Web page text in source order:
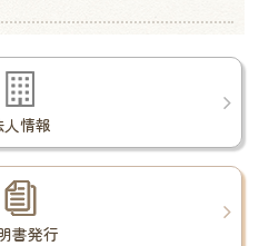
人情報
書発行